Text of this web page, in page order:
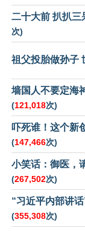
二十大前 扒扒三
次)
祖父投胎做孙子
墙国人不要定海
(121,018次)
吓死谁！这个新
(147,466次)
小笑话：御医，
(267,502次)
“习近平内部讲
(355,308次)